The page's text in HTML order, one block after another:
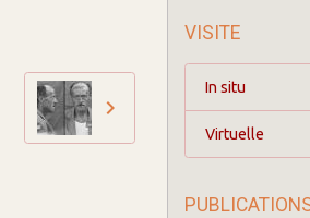
VISITE
In situ
Virtuelle